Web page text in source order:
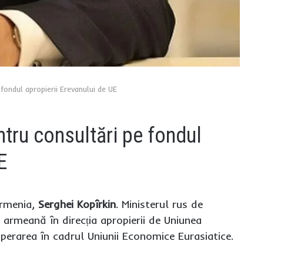
apropierii Erevanului de UE
consultări pe fondul
Serghei Kopîrkin. Ministerul rus de
în direcția apropierii de Uniunea
în cadrul Uniunii Economice Eurasiatice.